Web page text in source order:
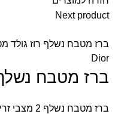
Next product
ברז מטבח נשלף רוז גולד
Dior
ברז מטבח
ברז מטבח נשלף 2 מצבי זרימה